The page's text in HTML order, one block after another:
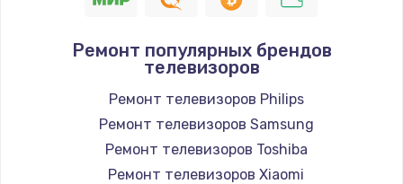
Заказать
Программный ремонт/прошивка
Замена Bluetooth/Wi-Fi модуля
Ремонт популярных брендов
телевизоров
Ремонт телевизоров Philips
Ремонт телевизоров Samsung
Ремонт телевизоров Toshiba
Ремонт телевизоров Xiaomi